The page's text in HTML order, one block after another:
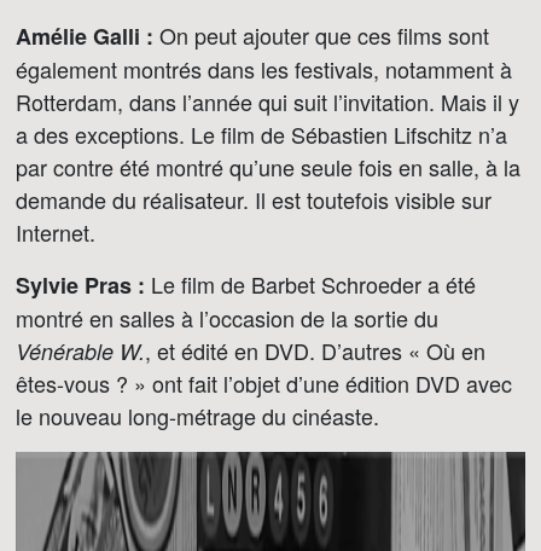
Amélie Galli : On peut ajouter que ces films sont
également montrés dans les festivals, notamment à
Rotterdam, dans l’année qui suit l’invitation. Mais il y
a des exceptions. Le film de Sébastien Lifschitz n’a
par contre été montré qu’une seule fois en salle, à la
demande du réalisateur. Il est toutefois visible sur
Internet.
Sylvie Pras : Le film de Barbet Schroeder a été
montré en salles à l’occasion de la sortie du
Vénérable W., et édité en DVD. D’autres « Où en
êtes-vous ? » ont fait l’objet d’une édition DVD avec
le nouveau long-métrage du cinéaste.